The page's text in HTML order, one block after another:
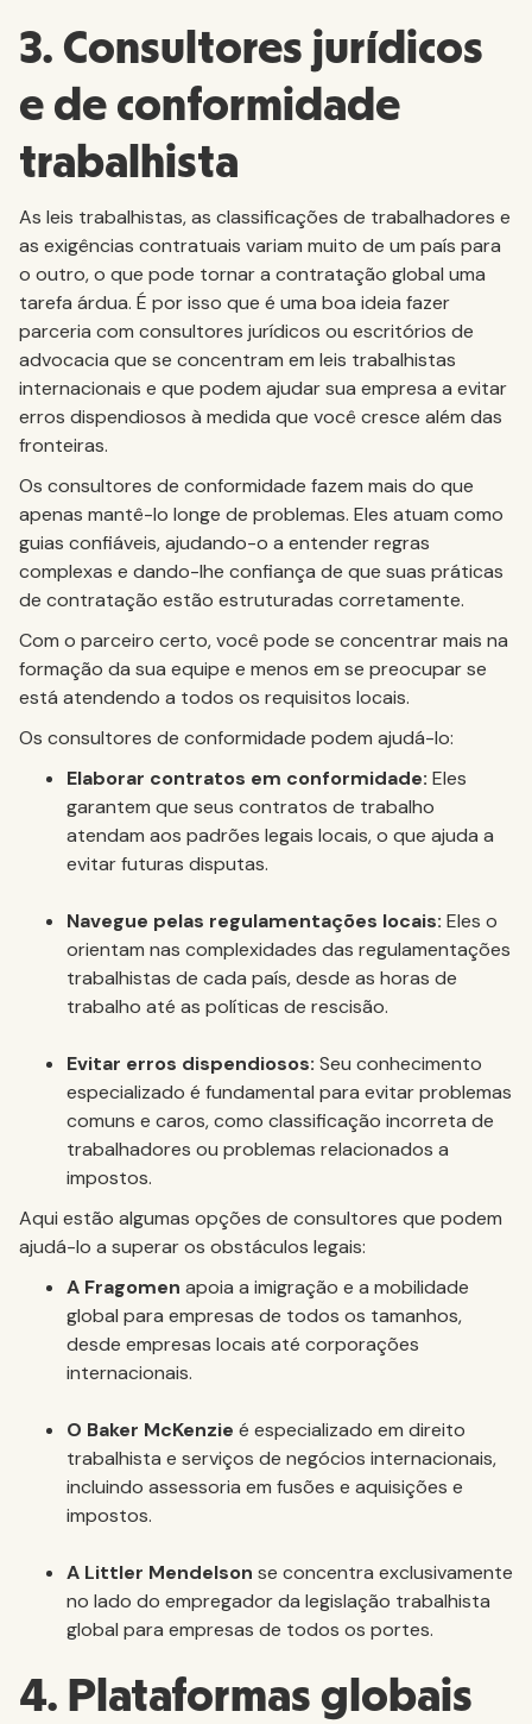
3. Consultores jurídicos
e de conformidade
trabalhista
As leis trabalhistas, as classificações de trabalhadores e
as exigências contratuais variam muito de um país para
o outro, o que pode tornar a contratação global uma
tarefa árdua. É por isso que é uma boa ideia fazer
parceria com consultores jurídicos ou escritórios de
advocacia que se concentram em leis trabalhistas
internacionais e que podem ajudar sua empresa a evitar
erros dispendiosos à medida que você cresce além das
fronteiras.
Os consultores de conformidade fazem mais do que
apenas mantê-lo longe de problemas. Eles atuam como
guias confiáveis, ajudando-o a entender regras
complexas e dando-lhe confiança de que suas práticas
de contratação estão estruturadas corretamente.
Com o parceiro certo, você pode se concentrar mais na
formação da sua equipe e menos em se preocupar se
está atendendo a todos os requisitos locais.
Os consultores de conformidade podem ajudá-lo:
Elaborar contratos em conformidade: Eles
garantem que seus contratos de trabalho
atendam aos padrões legais locais, o que ajuda a
evitar futuras disputas.
Navegue pelas regulamentações locais: Eles o
orientam nas complexidades das regulamentações
trabalhistas de cada país, desde as horas de
trabalho até as políticas de rescisão.
Evitar erros dispendiosos: Seu conhecimento
especializado é fundamental para evitar problemas
comuns e caros, como classificação incorreta de
trabalhadores ou problemas relacionados a
impostos.
Aqui estão algumas opções de consultores que podem
ajudá-lo a superar os obstáculos legais:
A Fragomen apoia a imigração e a mobilidade
global para empresas de todos os tamanhos,
desde empresas locais até corporações
internacionais.
O Baker McKenzie é especializado em direito
trabalhista e serviços de negócios internacionais,
incluindo assessoria em fusões e aquisições e
impostos.
A Littler Mendelson se concentra exclusivamente
no lado do empregador da legislação trabalhista
global para empresas de todos os portes.
4. Plataformas globais